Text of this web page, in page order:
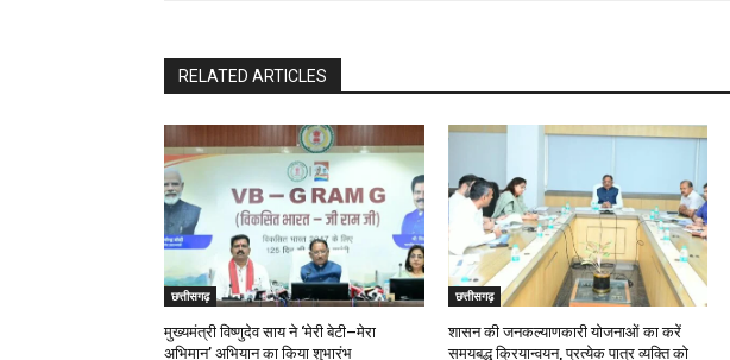
RELATED ARTICLES
छत्तीसगढ़
मुख्यमंत्री विष्णुदेव साय ने ‘मेरी बेटी–मेरा
अभिमान’ अभियान का किया शुभारंभ
छत्तीसगढ़
शासन की जनकल्याणकारी योजनाओं का करें
समयबद्ध क्रियान्वयन, प्रत्येक पात्र व्यक्ति को